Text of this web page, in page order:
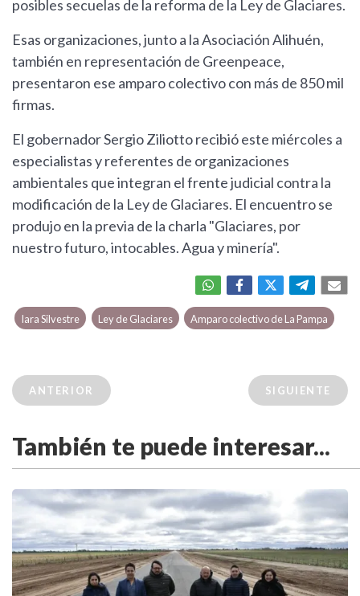
posibles secuelas de la reforma de la Ley de Glaciares.
Esas organizaciones, junto a la Asociación Alihuén,
también en representación de Greenpeace,
presentaron ese amparo colectivo con más de 850 mil
firmas.
El gobernador Sergio Ziliotto recibió este miércoles a
especialistas y referentes de organizaciones
ambientales que integran el frente judicial contra la
modificación de la Ley de Glaciares. El encuentro se
produjo en la previa de la charla "Glaciares, por
nuestro futuro, intocables. Agua y minería".
Iara Silvestre Ley de Glaciares Amparo colectivo de La Pampa
ANTERIOR SIGUIENTE
También te puede interesar...